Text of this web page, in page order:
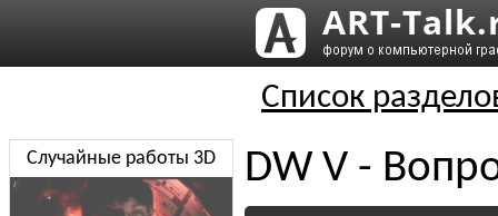
Список
DW V -
Случайные работы 3D